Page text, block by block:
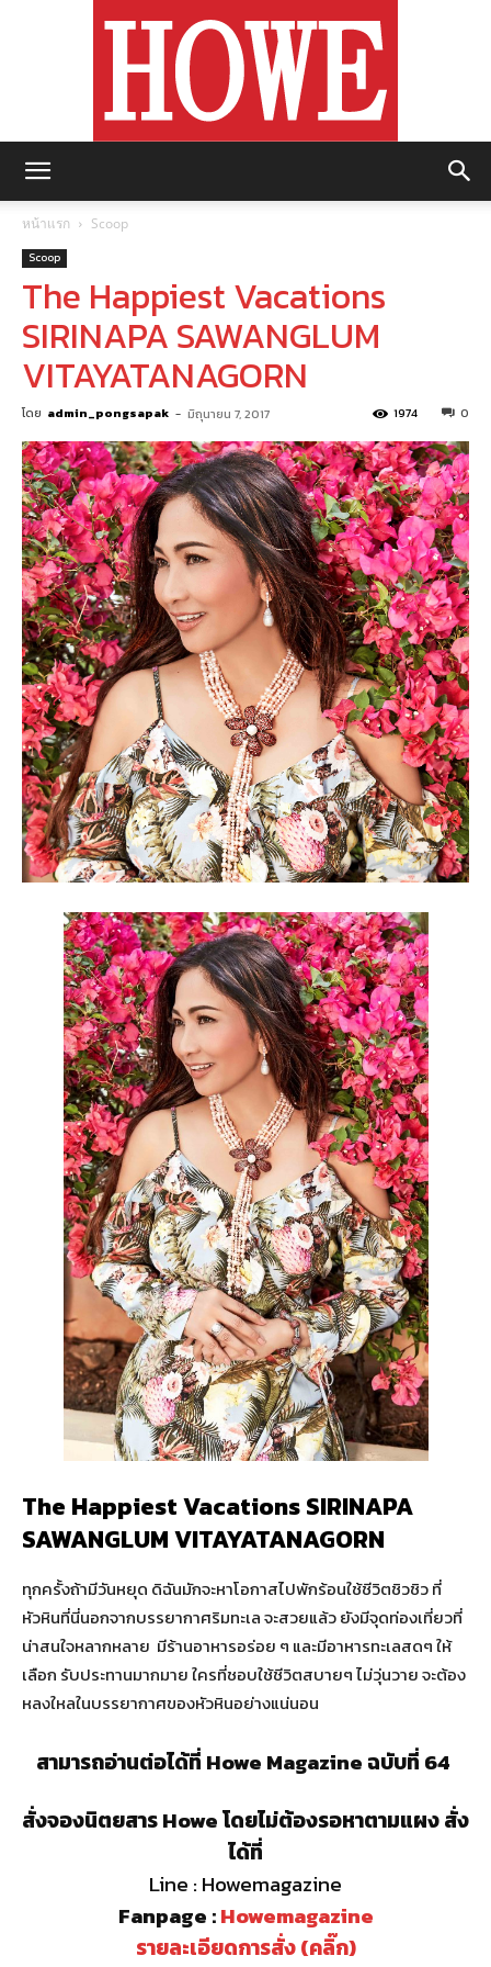
หน้าแรก Scoop
Scoop
The Happiest Vacations
SIRINAPA SAWANGLUM
VITAYATANAGORN
โดย admin_pongsapak - มิถุนายน 7, 2017 0
1974
The Happiest Vacations SIRINAPA
SAWANGLUM VITAYATANAGORN
ทุกครั้งถ้ามีวันหยุด ดิฉันมักจะหาโอกาสไปพักร้อนใช้ชีวิตชิวชิว ที่
หัวหินที่นี่นอกจากบรรยากาศริมทะเล จะสวยแล้ว ยังมีจุดท่องเที่ยวที่
น่าสนใจหลากหลาย มีร้านอาหารอร่อย ๆ และมีอาหารทะเลสดๆ ให้
เลือก รับประทานมากมาย ใครที่ชอบใช้ชีวิตสบายๆ ไม่วุ่นวาย จะต้อง
หลงใหลในบรรยากาศของหัวหินอย่างแน่นอน
สามารถอ่านต่อได้ที่ Howe Magazine ฉบับที่ 64
สั่งจองนิตยสาร Howe โดยไม่ต้องรอหาตามแผง สั่ง
ได้ที่
Line : Howemagazine
Fanpage :Howemagazine
รายละเอียดการสั่ง (คลิ๊ก)